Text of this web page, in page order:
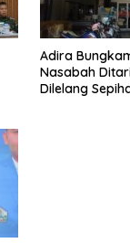
Adira
Nasabah
Dilelang